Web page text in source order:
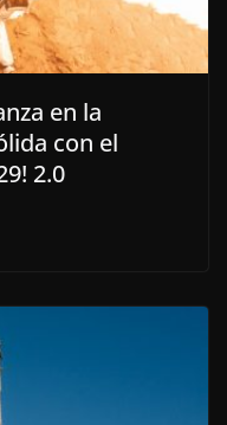
en la
con el
2.0